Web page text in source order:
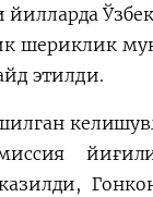
йилларда
шериклик
этилди.